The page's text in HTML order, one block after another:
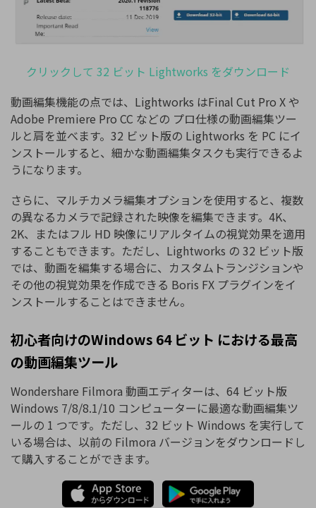
クリックして 32 ビット Lightworks をダウンロード
動画編集機能の点では、Lightworks はFinal Cut Pro X や
Adobe Premiere Pro CC などの プロ仕様の動画編集ツー
ルと肩を並べます。32 ビット版の Lightworks を PC にイ
ンストールすると、細かな動画編集タスクも実行できるよ
うになります。
さらに、マルチカメラ編集オプションを使用すると、複数
の異なるカメラで記録された映像を編集できます。4K、
2K、またはフル HD 映像にリアルタイムの視覚効果を適用
することもできます。ただし、Lightworks の 32 ビット版
では、動画を編集する場合に、カスタムトランジションや
その他の視覚効果を作成できる Boris FX プラグインをイ
ンストールすることはできません。
初心者向けのWindows 64 ビット における最高
の動画編集ツール
Wondershare Filmora 動画エディターは、64 ビット版
Windows 7/8/8.1/10 コンピューターに最適な動画編集ツ
ールの 1 つです。ただし、32 ビット Windows を実行して
いる場合は、以前の Filmora バージョンをダウンロードし
て購入することができます。